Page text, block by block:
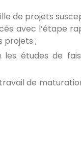
de projets
avec l’étape
projets ;
études de
de